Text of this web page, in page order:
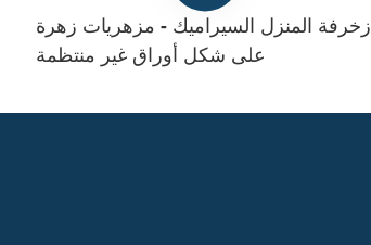
زخرفة المنزل السيراميك - مزهريات زهرة
على شكل أوراق غير منتظمة